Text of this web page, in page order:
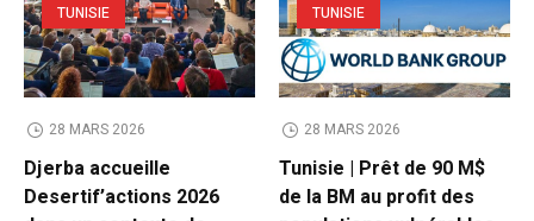
TUNISIE
28 MARS 2026
Djerba accueille
Desertif’actions 2026
TUNISIE
28 MARS 2026
Tunisie | Prêt de 90 M$
de la BM au profit des